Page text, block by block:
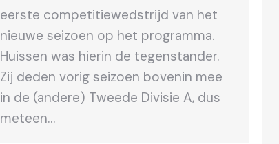
eerste competitiewedstrijd van het
nieuwe seizoen op het programma.
Huissen was hierin de tegenstander.
Zij deden vorig seizoen bovenin mee
in de (andere) Tweede Divisie A, dus
meteen…